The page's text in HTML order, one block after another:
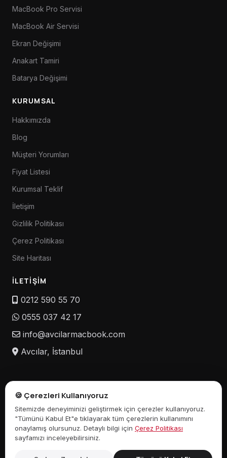
MacBook Pro Servisi
MacBook Air Servisi
Ekran Değişimi
Anakart Tamiri
Batarya Değişimi
KURUMSAL
Hakkımızda
Blog
Müşteri Yorumları
Fiyat Listesi
Kurumsal Teklif
İletişim
Gizlilik Politikası
Çerez Politikası
Site Haritası
İLETIŞIM
0212 590 55 70
0555 037 42 17
info@avcilarmacbook.com
Avcılar, İstanbul
⚠️ SORUMLULUK REDDİ:
hizmet sağlayıcıdır ve herhangi bir marka veya üreticiyle bağlantılı
değildir. Apple Inc. dahil herhangi bir marka tarafından
yetkilendirilmemişiz. Web sitemizde marka adları, ticari markalar
veya model numaralarının herhangi bir şekilde belirtilmesi yalnızca
MacBook Air®, iMac®, iPhone®, iPad® ve diğer Apple ürün adları
🍪 Çerezleri Kullanıyoruz
Sitemizde deneyiminizi geliştirmek için çerezler kullanıyoruz.
"Tümünü Kabul Et"e tıklayarak tüm çerezlerin kullanımını
onaylamış olursunuz. Detaylı bilgi için Çerez Politikası
sayfamızı inceleyebilirsiniz.